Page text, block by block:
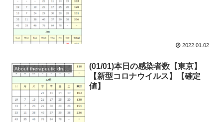
2022.01.02
About therapeutic drugs and vaccines
(01/01)本日の感染者数【東京】
【新型コロナウイルス】【確定
値】